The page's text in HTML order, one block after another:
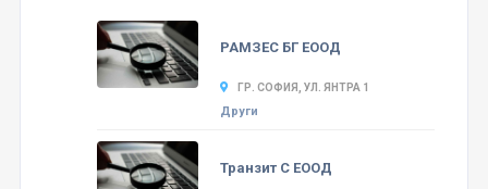
РАМЗЕС БГ ЕООД
ГР. СОФИЯ, УЛ. ЯНТРА 1
Други
Транзит С ЕООД